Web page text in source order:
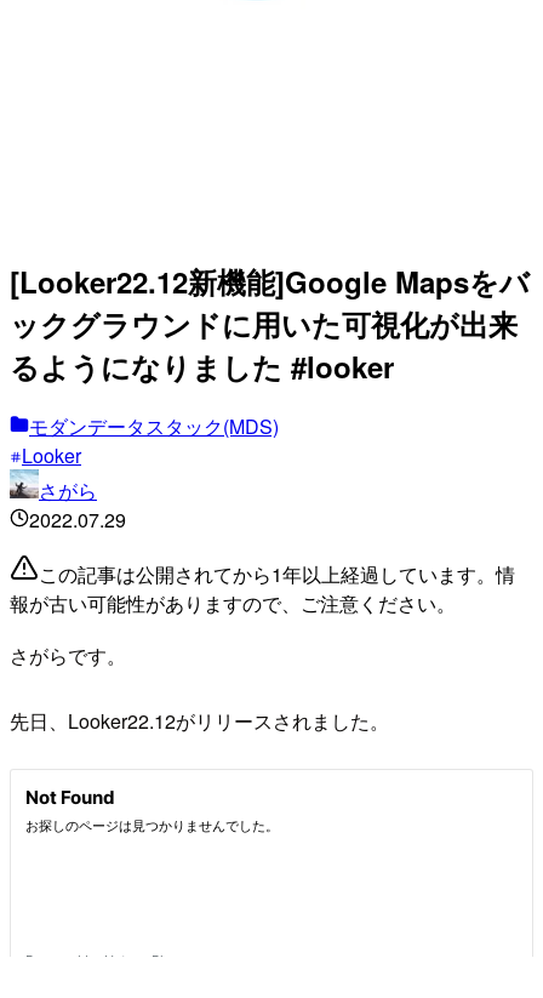
[Looker22.12新機能]Google Mapsをバ
ックグラウンドに用いた可視化が出来
るようになりました #looker
モダンデータスタック(MDS)
Looker
さがら
2022.07.29
この記事は公開されてから1年以上経過しています。情
報が古い可能性がありますので、ご注意ください。
さがらです。
先日、Looker22.12がリリースされました。